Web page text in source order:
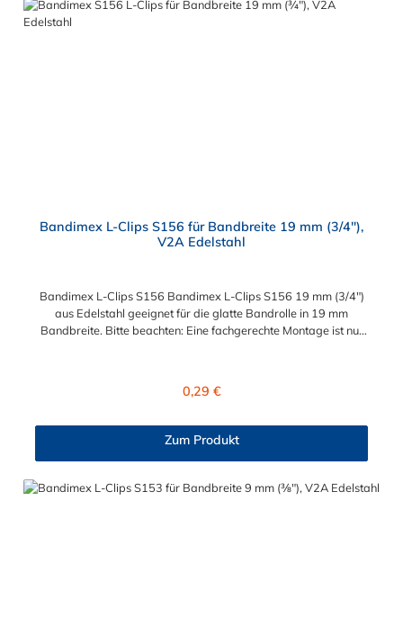
Bandimex L-Clips S156 für Bandbreite 19 mm (3/4"),
V2A Edelstahl
Bandimex L-Clips S156 Bandimex L-Clips S156 19 mm (3/4")
aus Edelstahl geeignet für die glatte Bandrolle in 19 mm
Bandbreite. Bitte beachten: Eine fachgerechte Montage ist nur
Regulärer Preis:
0,29 €
Zum Produkt